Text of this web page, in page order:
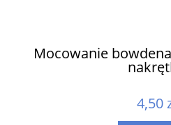
Mocowanie
4,50